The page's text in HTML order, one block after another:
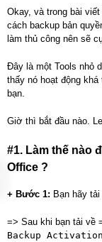
Okay, và trong bài
cách backup bản
làm thủ công nên sẽ
Đây là một Tools nhỏ
thấy nó hoạt động
bạn.
Giờ thì bắt đầu nào.
#1. Làm thế nào
Office ?
+ Bước 1: Bạn hãy
=> Sau khi bạn tải về
Backup Activation